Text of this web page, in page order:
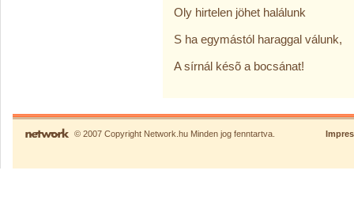
Oly hirtelen jöhet halálunk
S ha egymástól haraggal válunk,
A sírnál késõ a bocsánat!
© 2007 Copyright Network.hu Minden jog fenntartva.